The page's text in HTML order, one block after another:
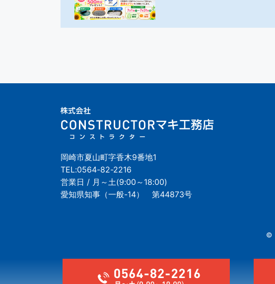
岡崎市夏山町字香木9番地1
TEL:0564-82-2216
営業日 / 月～土(9:00～18:00)
愛知県知事（一般-14） 第44873号
©